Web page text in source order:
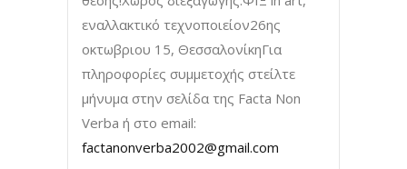
εναλλακτικό τεχνοποιείον26ης
οκτωβριου 15, ΘεσσαλονίκηΓια
πληροφορίες συμμετοχής στείλτε
μήνυμα στην σελίδα της Facta Non
Verba ή στο email:
factanonverba2002@gmail.com